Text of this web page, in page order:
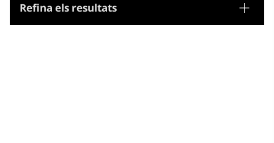
Refina els resultats
Tesaurus